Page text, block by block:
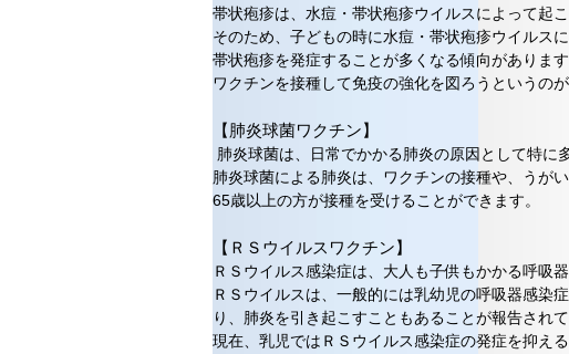
帯状疱疹は、水痘・帯状疱疹ウイルスによって起こ
そのため、子どもの時に水痘・帯状疱疹ウイルス
帯状疱疹を発症することが多くなる傾向があります
ワクチンを接種して免疫の強化を図ろうというの
【肺炎球菌ワクチン】
肺炎球菌は、日常でかかる肺炎の原因として特に
肺炎球菌による肺炎は、ワクチンの接種や、うが
65歳以上の方が接種を受けることができます。
【ＲＳウイルスワクチン】
ＲＳウイルス感染症は、大人も子供もかかる呼吸器
ＲＳウイルスは、一般的には乳幼児の呼吸器感染
り、肺炎を引き起こすこともあることが報告されて
現在、乳児ではＲＳウイルス感染症の発症を抑え